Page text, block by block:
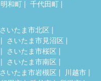
明和町
千代田町
さいたま市北区
さいたま市見沼区
さいたま市桜区
さいたま市南区
さいたま市岩槻区
川越市